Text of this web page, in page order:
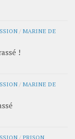
/ MARINE DE
!
/ MARINE DE
/ PRISON